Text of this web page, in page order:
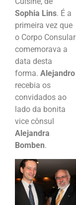
Sophia Lins. É a
primeira vez que
o Corpo Consular
comemorava a
data desta
forma. Alejandro
recebia os
convidados ao
lado da bonita
vice cônsul
Alejandra
Bomben.